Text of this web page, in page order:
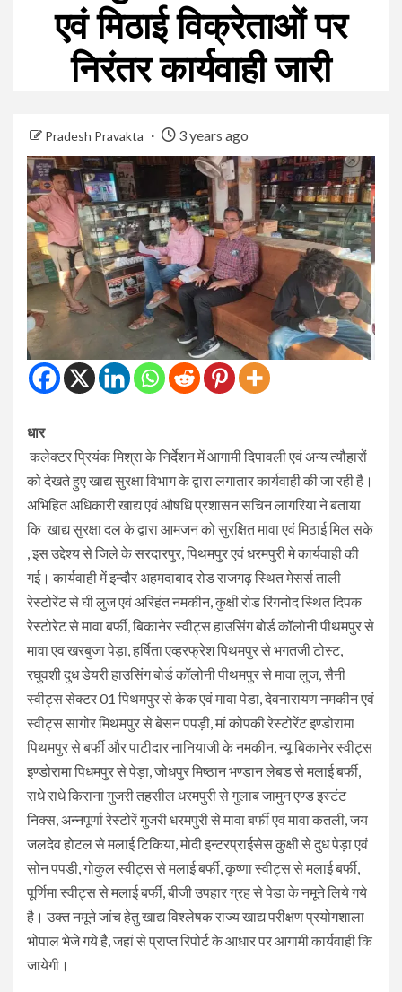
एवं मिठाई विक्रेताओं पर
निरंतर कार्यवाही जारी
Pradesh Pravakta 3 years ago
धार
कलेक्टर प्रियंक मिश्रा के निर्देशन में आगामी दिपावली एवं अन्य त्यौहारों
को देखते हुए खाद्य सुरक्षा विभाग के द्वारा लगातार कार्यवाही की जा रही है।
अभिहित अधिकारी खाद्य एवं औषधि प्रशासन सचिन लागरिया ने बताया
कि खाद्य सुरक्षा दल के द्वारा आमजन को सुरक्षित मावा एवं मिठाई मिल सके
, इस उद्देश्य से जिले के सरदारपुर, पिथमपुर एवं धरमपुरी मे कार्यवाही की
गई। कार्यवाही में इन्दौर अहमदाबाद रोड राजगढ़ स्थित मेसर्स ताली
रेस्टोरेंट से घी लुज एवं अरिहंत नमकीन, कुक्षी रोड रिंगनोद स्थित दिपक
रेस्टोरेट से मावा बर्फी, बिकानेर स्वीट्स हाउसिंग बोर्ड कॉलोनी पीथमपुर से
मावा एव खरबुजा पेड़ा, हर्षिता एव्हरफ्रेश पिथमपुर से भगतजी टोस्ट,
रघुवशी दुध डेयरी हाउसिंग बोर्ड कॉलोनी पीथमपुर से मावा लुज, सैनी
स्वीट्स सेक्टर 01 पिथमपुर से केक एवं मावा पेडा, देवनारायण नमकीन एवं
स्वीट्स सागोर मिथमपुर से बेसन पपड़ी, मां कोपकी रेस्टोरेंट इण्डोरामा
पिथमपुर से बर्फी और पाटीदार नानियाजी के नमकीन, न्यू बिकानेर स्वीट्स
इण्डोरामा पिधमपुर से पेड़ा, जोधपुर मिष्ठान भण्डान लेबड से मलाई बर्फी,
राधे राधे किराना गुजरी तहसील धरमपुरी से गुलाब जामुन एण्ड इस्टंट
निक्स, अन्नपूर्णा रेस्टोरें गुजरी धरमपुरी से मावा बर्फी एवं मावा कतली, जय
जलदेव होटल से मलाई टिकिया, मोदी इन्टरप्राईसेस कुक्षी से दुध पेड़ा एवं
सोन पपडी, गोकुल स्वीट्स से मलाई बर्फी, कृष्णा स्वीट्स से मलाई बर्फी,
पूर्णिमा स्वीट्स से मलाई बर्फी, बीजी उपहार ग्रह से पेडा के नमूने लिये गये
है। उक्त नमूने जांच हेतु खाद्य विश्लेषक राज्य खाद्य परीक्षण प्रयोगशाला
भोपाल भेजे गये है, जहां से प्राप्त रिपोर्ट के आधार पर आगामी कार्यवाही कि
जायेगी।